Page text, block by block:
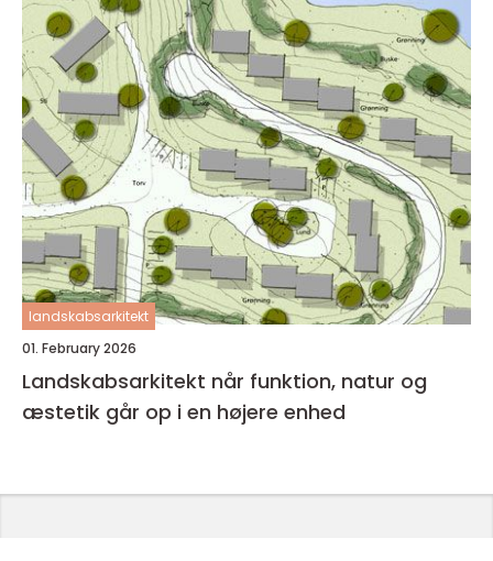
landskabsarkitekt
01. February 2026
Landskabsarkitekt når funktion, natur og
æstetik går op i en højere enhed